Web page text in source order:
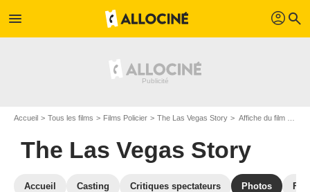
menu profil search
Accueil Tous les films Films Policier The Las Vegas Story Affiche du film The Las Vegas Story - Photo 1
The Las Vegas Story
Accueil Casting Critiques spectateurs Photos